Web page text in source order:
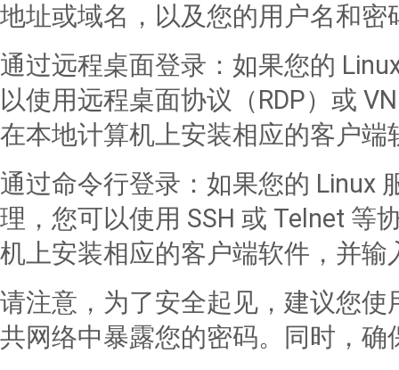
地址或域名，以及您的用户名和密
通过远程桌面登录：如果您的
以使用远程桌面协议（RDP）或
在本地计算机上安装相应的客户
通过命令行登录：如果您的 Linux
理，您可以使用 SSH 或 Telnet 等
机上安装相应的客户端软件，并
请注意，为了安全起见，建议您使
共网络中暴露您的密码。同时，